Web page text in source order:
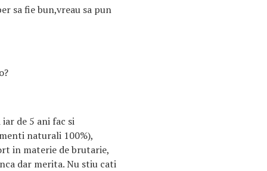
sa fie bun,vreau sa pun
de 5 ani fac si
naturali 100%),
in materie de brutarie,
dar merita. Nu stiu cati